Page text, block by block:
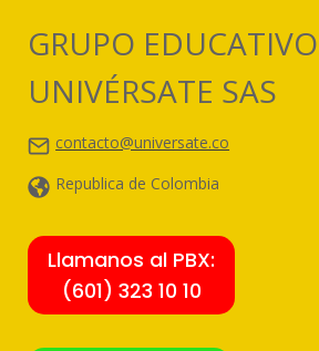
GRUPO EDUCATIVO
UNIVÉRSATE SAS
contacto@universate.co
Republica de Colombia
Llamanos al PBX:
(601) 323 10 10